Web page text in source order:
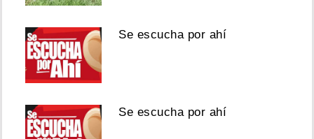
Se escucha por ahí
Se escucha por ahí